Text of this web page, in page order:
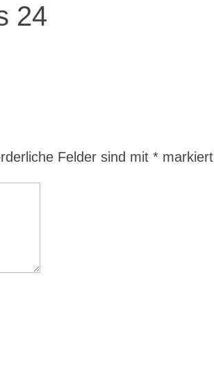
24
Felder sind mit* markiert